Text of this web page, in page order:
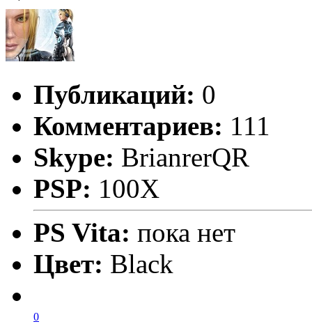
Публикаций: 0
Комментариев: 111
Skype: BrianrerQR
PSP: 100X
PS Vita: пока нет
Цвет: Black
0